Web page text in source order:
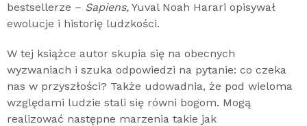
bestsellerze – Sapiens, Yuval Noah Harari opisywał
ewolucje i historię ludzkości.
W tej książce autor skupia się na obecnych
wyzwaniach i szuka odpowiedzi na pytanie: co czeka
nas w przyszłości? Także udowadnia, że pod wieloma
względami ludzie stali się równi bogom. Mogą
realizować następne marzenia takie jak